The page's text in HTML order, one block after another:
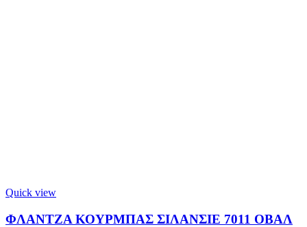
Quick view
ΦΛΑΝΤΖΑ ΚΟΥΡΜΠΑΣ ΣΙΛΑΝΣΙΕ 7011 ΟΒΑΛ